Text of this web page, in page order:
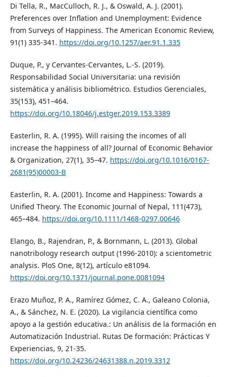
Di Tella, R., MacCulloch, R. J., & Oswald, A. J. (2001).
Preferences over Inflation and Unemployment: Evidence
from Surveys of Happiness. The American Economic Review,
91(1) 335-341. https://doi.org/10.1257/aer.91.1.335
Duque, P., y Cervantes-Cervantes, L.-S. (2019).
Responsabilidad Social Universitaria: una revisión
sistemática y análisis bibliométrico. Estudios Gerenciales,
35(153), 451–464.
https://doi.org/10.18046/j.estger.2019.153.3389
Easterlin, R. A. (1995). Will raising the incomes of all
increase the happiness of all? Journal of Economic Behavior
& Organization, 27(1), 35–47. https://doi.org/10.1016/0167-
2681(95)00003-B
Easterlin, R. A. (2001). Income and Happiness: Towards a
Unified Theory. The Economic Journal of Nepal, 111(473),
465–484. https://doi.org/10.1111/1468-0297.00646
Elango, B., Rajendran, P., & Bornmann, L. (2013). Global
nanotribology research output (1996-2010): a scientometric
analysis. PloS One, 8(12), artículo e81094.
https://doi.org/10.1371/journal.pone.0081094
Erazo Muñoz, P. A., Ramírez Gómez, C. A., Galeano Colonia,
A., & Sánchez, N. E. (2020). La vigilancia científica como
apoyo a la gestión educativa.: Un análisis de la formación en
Automatización Industrial. Rutas De formación: Prácticas Y
Experiencias, 9, 21-35.
https://doi.org/10.24236/24631388.n.2019.3312